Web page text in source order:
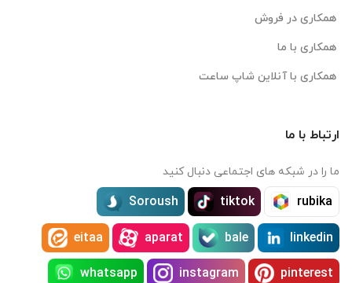
همکاری در فروش
همکاری با ما
همکاری با آنلاین شاپ ساعت
ارتباط با ما
ما را در شبکه های اجتماعی دنبال کنید
rubika
tiktok
Soroush
linkedin
bale
aparat
eitaa
pinterest
instagram
whatsapp